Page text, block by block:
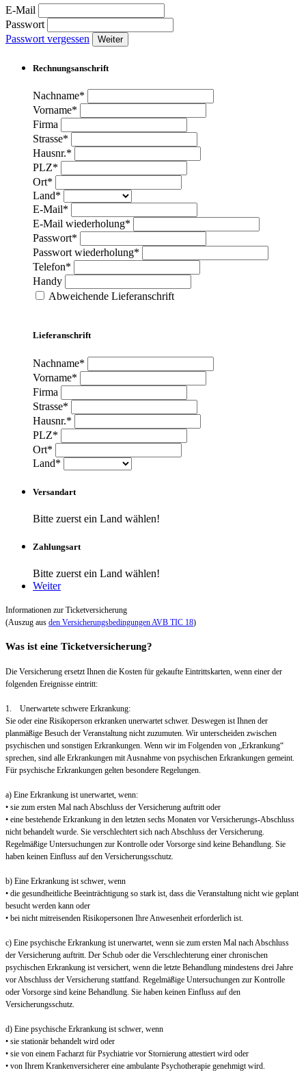
E-Mail
Passwort
Passwort vergessen
Weiter
Rechnungsanschrift
Nachname*
Vorname*
Firma
Strasse*
Hausnr.*
PLZ*
Ort*
Land*
E-Mail*
E-Mail wiederholung*
Passwort*
Passwort wiederholung*
Telefon*
Handy
Abweichende Lieferanschrift
Lieferanschrift
Nachname*
Vorname*
Firma
Strasse*
Hausnr.*
PLZ*
Ort*
Land*
Versandart
Bitte zuerst ein Land wählen!
Zahlungsart
Bitte zuerst ein Land wählen!
Weiter
Informationen zur Ticketversicherung
(Auszug aus den Versicherungsbedingungen AVB TIC 18)
Was ist eine Ticketversicherung?
Die Versicherung ersetzt Ihnen die Kosten für gekaufte Eintrittskarten, wenn einer der
folgenden Ereignisse eintritt:
1. Unerwartete schwere Erkrankung:
Sie oder eine Risikoperson erkranken unerwartet schwer. Deswegen ist Ihnen der
planmäßige Besuch der Veranstaltung nicht zuzumuten. Wir unterscheiden zwischen
psychischen und sonstigen Erkrankungen. Wenn wir im Folgenden von „Erkrankung“
sprechen, sind alle Erkrankungen mit Ausnahme von psychischen Erkrankungen gemeint.
Für psychische Erkrankungen gelten besondere Regelungen.
a) Eine Erkrankung ist unerwartet, wenn:
• sie zum ersten Mal nach Abschluss der Versicherung auftritt oder
• eine bestehende Erkrankung in den letzten sechs Monaten vor Versicherungs-Abschluss
nicht behandelt wurde. Sie verschlechtert sich nach Abschluss der Versicherung.
Regelmäßige Untersuchungen zur Kontrolle oder Vorsorge sind keine Behandlung. Sie
haben keinen Einfluss auf den Versicherungsschutz.
b) Eine Erkrankung ist schwer, wenn
• die gesundheitliche Beeinträchtigung so stark ist, dass die Veranstaltung nicht wie geplant
besucht werden kann oder
• bei nicht mitreisenden Risikopersonen Ihre Anwesenheit erforderlich ist.
c) Eine psychische Erkrankung ist unerwartet, wenn sie zum ersten Mal nach Abschluss
der Versicherung auftritt. Der Schub oder die Verschlechterung einer chronischen
psychischen Erkrankung ist versichert, wenn die letzte Behandlung mindestens drei Jahre
vor Abschluss der Versicherung stattfand. Regelmäßige Untersuchungen zur Kontrolle
oder Vorsorge sind keine Behandlung. Sie haben keinen Einfluss auf den
Versicherungsschutz.
d) Eine psychische Erkrankung ist schwer, wenn
• sie stationär behandelt wird oder
• sie von einem Facharzt für Psychiatrie vor Stornierung attestiert wird oder
• von Ihrem Krankenversicherer eine ambulante Psychotherapie genehmigt wird.